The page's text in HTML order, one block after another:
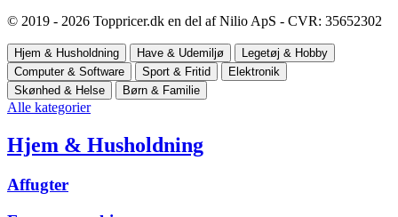
© 2019 - 2026 Toppricer.dk en del af Nilio ApS - CVR: 35652302
Hjem & Husholdning Have & Udemiljø
Legetøj & Hobby
Computer & Software
Sport & Fritid
Elektronik
Skønhed & Helse
Børn & Familie
Alle kategorier
Hjem & Husholdning
Affugter